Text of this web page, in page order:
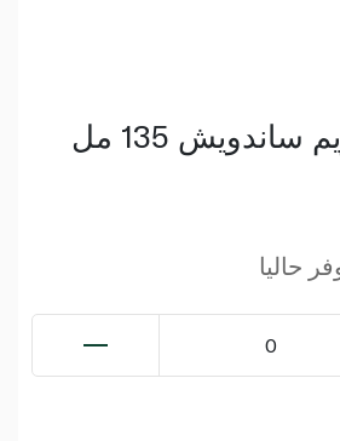
135 مل
حاليا
0